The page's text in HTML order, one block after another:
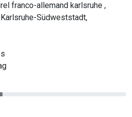
franco-allemand karlsruhe ,
Südweststadt,